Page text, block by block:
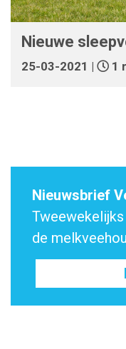
Nieuwe
25-03-2021 | 1
Nieuwsbrief
de